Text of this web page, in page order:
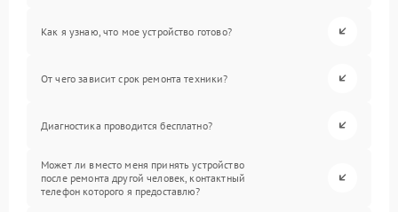
Как я узнаю, что мое устройство готово?
От чего зависит срок ремонта техники?
Диагностика проводится бесплатно?
Может ли вместо меня принять устройство
после ремонта другой человек, контактный
телефон которого я предоставлю?